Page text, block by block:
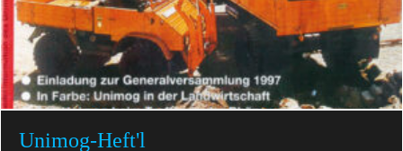
Unimog-Heft'l